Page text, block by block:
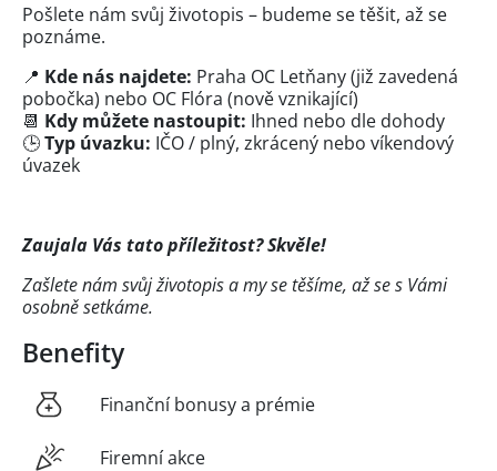
Pošlete nám svůj životopis – budeme se těšit, až se
poznáme.
📍 Kde nás najdete: Praha OC Letňany (již zavedená
pobočka) nebo OC Flóra (nově vznikající)
📆 Kdy můžete nastoupit: Ihned nebo dle dohody
🕒Typ úvazku: IČO / plný, zkrácený nebo víkendový
úvazek
Zaujala Vás tato příležitost? Skvěle!
Zašlete nám svůj životopis a my se těšíme, až se s Vámi
osobně setkáme.
Benefity
Finanční bonusy a prémie
Firemní akce